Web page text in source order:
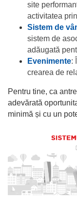
site
activitatea
Sistem de
sistem de
adăugată
Evenimente:
crearea de
Pentru tine, ca
adevărată
minimă și cu un